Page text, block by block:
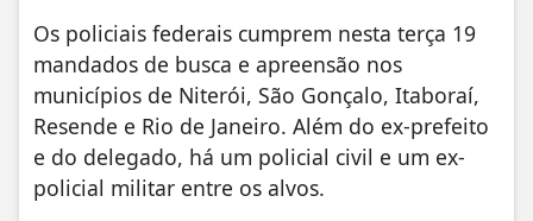
Os policiais federais cumprem nesta terça 19
mandados de busca e apreensão nos
municípios de Niterói, São Gonçalo, Itaboraí,
Resende e Rio de Janeiro. Além do ex-prefeito
e do delegado, há um policial civil e um ex-
policial militar entre os alvos.